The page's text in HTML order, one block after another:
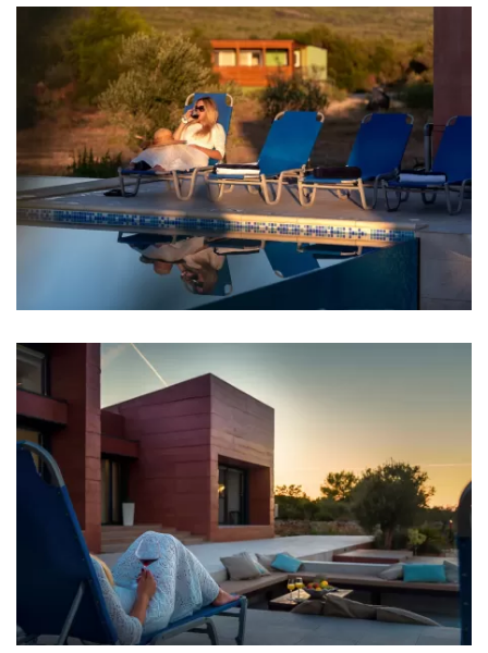
TV
Unterhaltung
Billard
Tischtennis
Spielkonsole
Darts
Badminton